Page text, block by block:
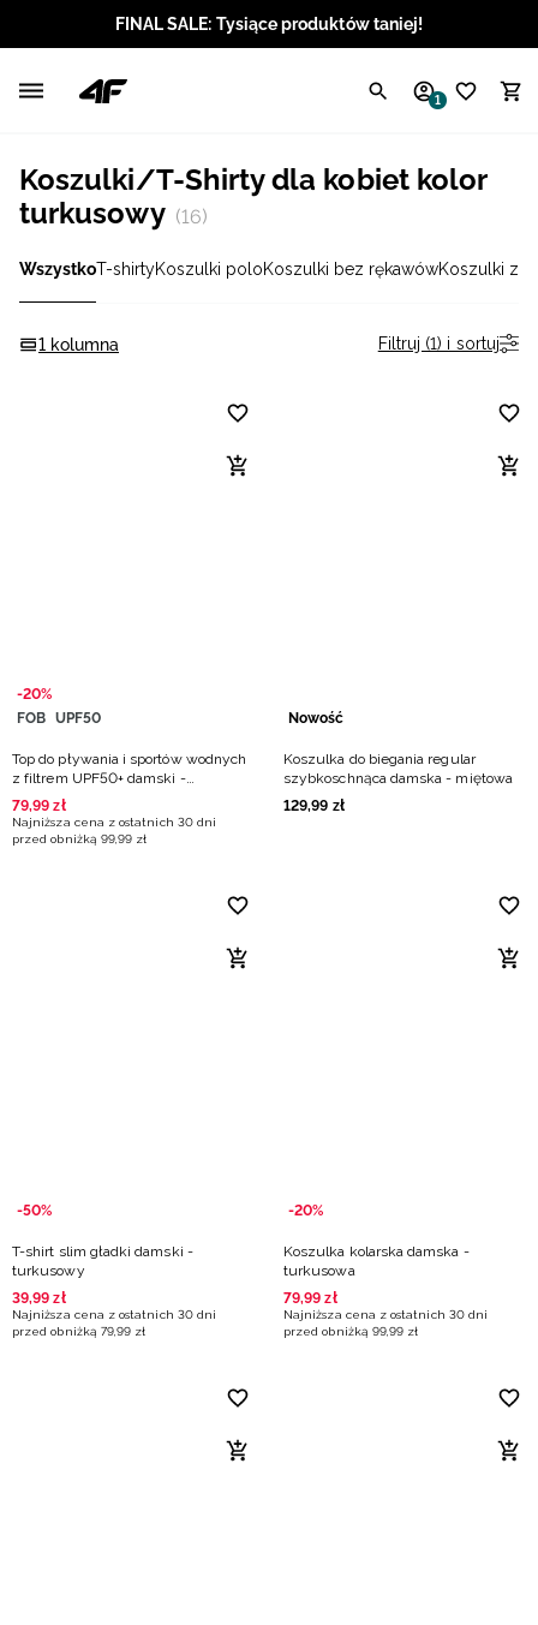
FINAL SALE: Tysiące produktów taniej!
1
Koszulki/T-Shirty dla kobiet kolor
turkusowy (16)
WszystkoT-shirtyKoszulki poloKoszulki bez rękawówKoszulki z
1 kolumna Filtruj (1) i sortuj
-20%
FOB UPF50
Top do pływania i sportów wodnych
z filtrem UPF50+ damski -
turkusowy
79,99 zł
Najniższa cena z ostatnich 30 dni
przed obniżką 99,99 zł
Nowość
Koszulka do biegania regular
szybkoschnąca damska - miętowa
129,99 zł
-50%
T-shirt slim gładki damski -
turkusowy
39,99 zł
Najniższa cena z ostatnich 30 dni
przed obniżką 79,99 zł
-20%
Koszulka kolarska damska -
turkusowa
79,99 zł
Najniższa cena z ostatnich 30 dni
przed obniżką 99,99 zł
Angielski / USD